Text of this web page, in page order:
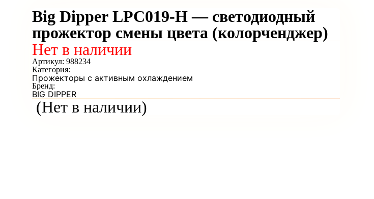
Big Dipper LPC019-H — светодиодный
прожектор смены цвета (колорченджер)
(Нет в наличии)
Нет в наличии
Артикул: 988234
Категория:
Прожекторы с активным охлаждением
Бренд:
BIG DIPPER